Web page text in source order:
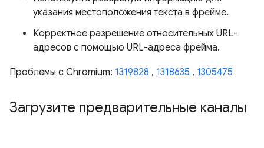
указания местоположения текста в фрейме.
Корректное разрешение относительных URL-
адресов с помощью URL-адреса фрейма.
Проблемы с Chromium: 1319828 , 1318635 , 1305475
Загрузите предварительные каналы